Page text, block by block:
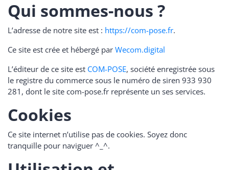
Qui sommes-nous ?
L’adresse de notre site est : https://com-pose.fr.
Ce site est crée et hébergé par Wecom.digital
L’éditeur de ce site est COM-POSE, société enregistrée sous
le registre du commerce sous le numéro de siren 933 930
281, dont le site com-pose.fr représente un ses services.
Cookies
Ce site internet n’utilise pas de cookies. Soyez donc
tranquille pour naviguer ^_^.